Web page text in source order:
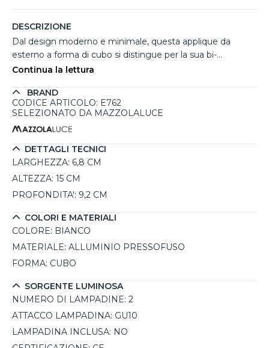
DESCRIZIONE
Dal design moderno e minimale, questa applique da
esterno a forma di cubo si distingue per la sua bi-
emissione luminosa, che proietta la luce sia verso l'alto che
pareti. Realizzata in alluminio pressofuso con diffusori in
vetro trasparente, garantisce resistenza e durata anche in
di protezione IP54 e resistenza agli urti IK08, è ideale per
illuminare balconi, terrazzi o le pareti esterne di una villa in
campagna. L'attacco GU10 consente l'uso di due
lampadine (non incluse), mentre le guarnizioni in silicone
Continua la lettura
BRAND
CODICE ARTICOLO: E762
SELEZIONATO DA MAZZOLALUCE
DETTAGLI TECNICI
LARGHEZZA: 6,8 CM
ALTEZZA: 15 CM
PROFONDITA': 9,2 CM
COLORI E MATERIALI
COLORE: BIANCO
MATERIALE: ALLUMINIO PRESSOFUSO
FORMA: CUBO
SORGENTE LUMINOSA
NUMERO DI LAMPADINE: 2
ATTACCO LAMPADINA: GU10
LAMPADINA INCLUSA: NO